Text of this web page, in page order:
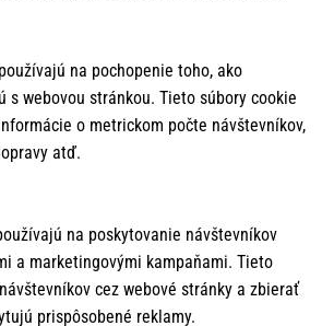
na pochopenie toho, ako
s webovou stránkou. Tieto súbory cookie
o metrickom počte návštevníkov,
atď.
na poskytovanie návštevníkov
a marketingovými kampaňami. Tieto
cez webové stránky a zbierať
prispôsobené reklamy.